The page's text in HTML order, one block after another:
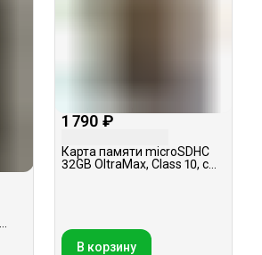
1 790 ₽
Карта памяти microSDHC
32GB OltraMax, Class 10, с
В корзину